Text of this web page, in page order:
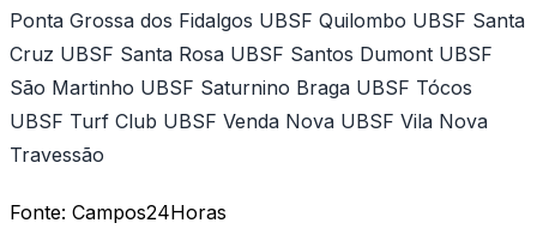
Ponta Grossa dos Fidalgos UBSF Quilombo UBSF Santa
Cruz UBSF Santa Rosa UBSF Santos Dumont UBSF
São Martinho UBSF Saturnino Braga UBSF Tócos
UBSF Turf Club UBSF Venda Nova UBSF Vila Nova
Travessão
Fonte: Campos24Horas